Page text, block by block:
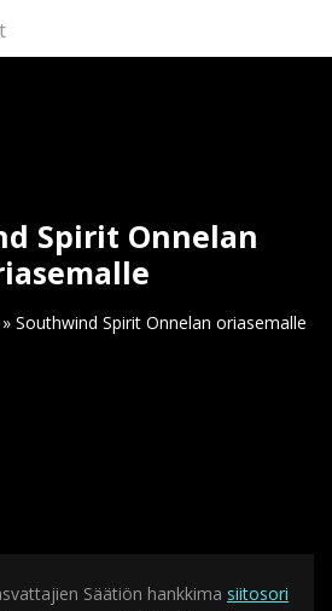
Spirit Onnelan
» Southwind Spirit Onnelan oriasemalle
Säätiön hankkima siitosori